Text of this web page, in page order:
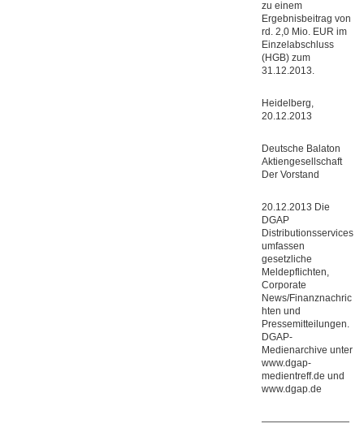
zu einem
Ergebnisbeitrag von
rd. 2,0 Mio. EUR im
Einzelabschluss
(HGB) zum
31.12.2013.
Heidelberg,
20.12.2013
Deutsche Balaton
Aktiengesellschaft
Der Vorstand
20.12.2013 Die
DGAP
Distributionsservices
umfassen
gesetzliche
Meldepflichten,
Corporate
News/Finanznachric
hten und
Pressemitteilungen.
DGAP-
Medienarchive unter
www.dgap-
medientreff.de und
www.dgap.de
—————————